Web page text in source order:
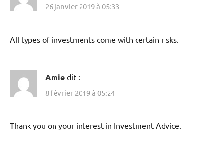
26 janvier 2019 à 05:33
All types of investments come with certain risks.
Amie dit :
8 février 2019 à 05:24
Thank you on your interest in Investment Advice.